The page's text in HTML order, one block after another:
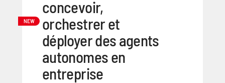
NEW
concevoir,
orchestrer et
déployer des agents
autonomes en
entreprise